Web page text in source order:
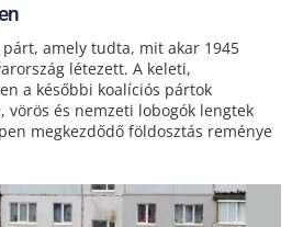
párt, amely tudta, mit akar 1945
létezett. A keleti,
a későbbi koalíciós pártok
vörös és nemzeti lobogók lengtek
megkezdődő földosztás reménye